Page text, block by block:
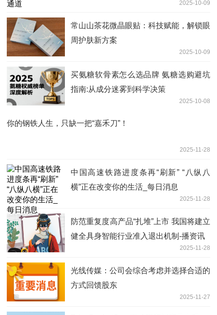
2025-10-09
常山山茶花微晶眼贴：科技赋能，解锁眼
周护肤新方案
2025-10-09
买氨糖软骨素怎么选品牌 氨糖选购避坑
指南:从成分迷雾到科学决策
2025-10-08
你的钢铁人生，只缺一把“嘉禾刀”！
2025-11-28
中国高速铁路进度条再“刷新” “八纵八
横”正在改变你的生活_每日消息
2025-11-28
防范重复度高产品“扎堆”上市 我国将建立
健全具身智能行业准入退出机制-播资讯
2025-11-28
光线传媒：公司会综合考虑并选择合适的
方式回馈股东
2025-11-27